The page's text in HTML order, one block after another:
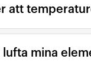
att
lufta mina